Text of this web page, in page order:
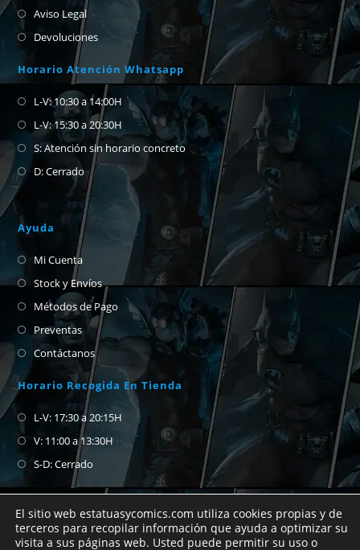
Aviso Legal
Devoluciones
Horario Atención Whatsapp
L-V: 10:30 a 14:00H
L-V: 15:30 a 20:30H
S: Atención sin horario concreto
D: Cerrado
Ayuda
Mi Cuenta
Stock y Envíos
Métodos de Pago
Preventas
Contáctanos
Horario Recogida En Tienda
L-V: 17:30 a 20:15H
V: 11:00 a 13:30H
S-D: Cerrado
El sitio web estatuasycomics.com utiliza cookies propias y de
terceros para recopilar información que ayuda a optimizar su
visita a sus páginas web. Usted puede permitir su uso o